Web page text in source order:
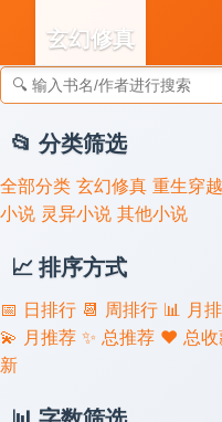
玄幻修真
📂 分类筛选
全部分类 玄幻修真 重生穿越
小说 灵异小说 其他小说
📈 排序方式
📅 日排行 📆 周排行 📊 月
💫 月推荐 ✨ 总推荐 ❤️ 总收
新